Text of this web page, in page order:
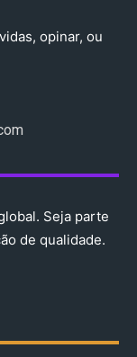
opinar, ou
Seja parte
de qualidade.